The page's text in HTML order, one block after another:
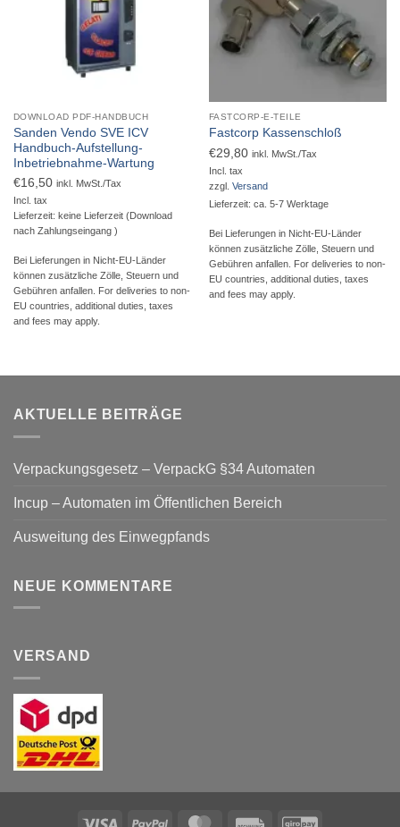
DOWNLOAD PDF-HANDBUCH
Sanden Vendo SVE ICV
Handbuch-Aufstellung-
Inbetriebnahme-Wartung
€16,50 inkl. MwSt./Tax
Incl. tax
Lieferzeit: keine Lieferzeit (Download
nach Zahlungseingang )
Bei Lieferungen in Nicht-EU-Länder
können zusätzliche Zölle, Steuern und
Gebühren anfallen. For deliveries to non-
EU countries, additional duties, taxes
and fees may apply.
FASTCORP-E-TEILE
Fastcorp Kassenschloß
€29,80 inkl. MwSt./Tax
Incl. tax
zzgl. Versand
Lieferzeit: ca. 5-7 Werktage
Bei Lieferungen in Nicht-EU-Länder
können zusätzliche Zölle, Steuern und
Gebühren anfallen. For deliveries to non-
EU countries, additional duties, taxes
and fees may apply.
AKTUELLE BEITRÄGE
Verpackungsgesetz – VerpackG §34 Automaten
Incup – Automaten im Öffentlichen Bereich
Ausweitung des Einwegpfands
NEUE KOMMENTARE
VERSAND
Visa PayPal MasterCardRechungGiroPay